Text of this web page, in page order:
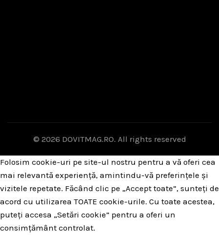
© 2026 DOVITMAG.RO. All rights reserved
Folosim cookie-uri pe site-ul nostru pentru a vă oferi cea
mai relevantă experiență, amintindu-vă preferințele și
vizitele repetate. Făcând clic pe „Accept toate”, sunteți de
acord cu utilizarea TOATE cookie-urile. Cu toate acestea,
puteți accesa „Setări cookie” pentru a oferi un
consimțământ controlat.